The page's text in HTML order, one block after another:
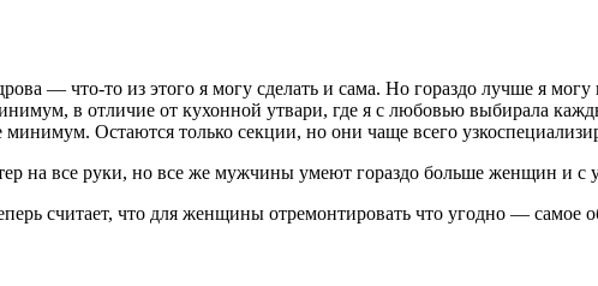
— что-то из этого я могу сделать и сама. Но гораздо лучше я
в отличие от кухонной утвари, где я с любовью выбирала
Остаются только секции, но они чаще всего
на все руки, но все же мужчины умеют гораздо больше женщин и с
считает, что для женщины отремонтировать что угодно — самое